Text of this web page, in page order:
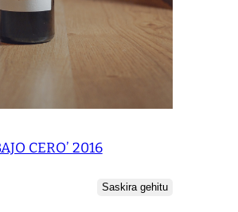
CERO’ 2016
Saskira gehitu